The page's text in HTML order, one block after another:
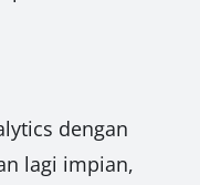
dengan
lagi impian,